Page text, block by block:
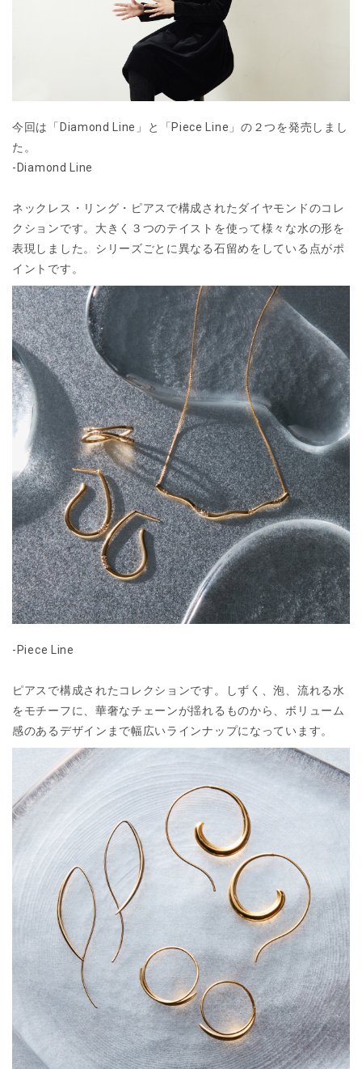
今回は「Diamond Line」と「Piece Line」の２つを発売しまし
た。
-Diamond Line
ネックレス・リング・ピアスで構成されたダイヤモンドのコレ
クションです。大きく３つのテイストを使って様々な水の形を
表現しました。シリーズごとに異なる石留めをしている点がポ
イントです。
-Piece Line
ピアスで構成されたコレクションです。しずく、泡、流れる水
をモチーフに、華奢なチェーンが揺れるものから、ボリューム
感のあるデザインまで幅広いラインナップになっています。